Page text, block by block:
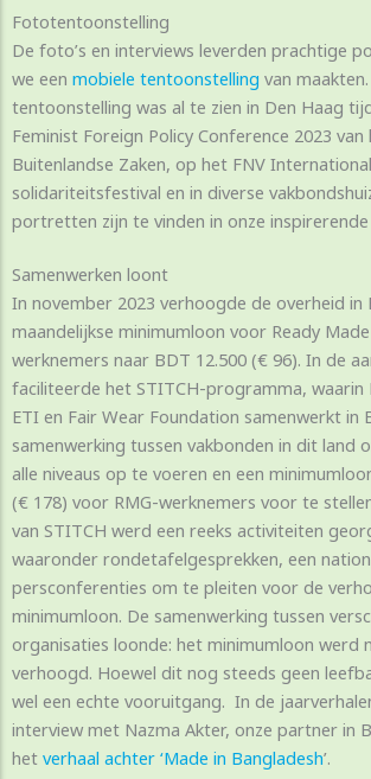
Fototentoonstelling
De foto’s en interviews leverden prachtige
we een mobiele tentoonstelling van
tentoonstelling was al te zien in Den Haag
Feminist Foreign Policy Conference 2023
Buitenlandse Zaken, op het FNV
solidariteitsfestival en in diverse
portretten zijn te vinden in onze inspirerende
Samenwerken loont
In november 2023 verhoogde de overheid in
maandelijkse minimumloon voor Ready
werknemers naar BDT 12.500 (€ 96). In de
faciliteerde het STITCH-programma, waarin
ETI en Fair Wear Foundation samenwerkt in
samenwerking tussen vakbonden in dit land
alle niveaus op te voeren en een
(€ 178) voor RMG-werknemers voor te
van STITCH werd een reeks activiteiten
waaronder rondetafelgesprekken, een
persconferenties om te pleiten voor de
minimumloon. De samenwerking tussen
organisaties loonde: het minimumloon werd
verhoogd. Hoewel dit nog steeds geen
wel een echte vooruitgang. In de
interview met Nazma Akter, onze partner in
het verhaal achter ‘Made in Bangladesh’.